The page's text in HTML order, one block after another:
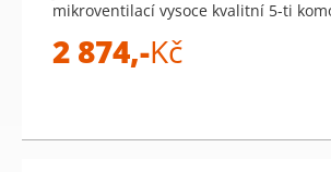
mikroventilací vysoce kvalitní 5-ti
2 874,-Kč